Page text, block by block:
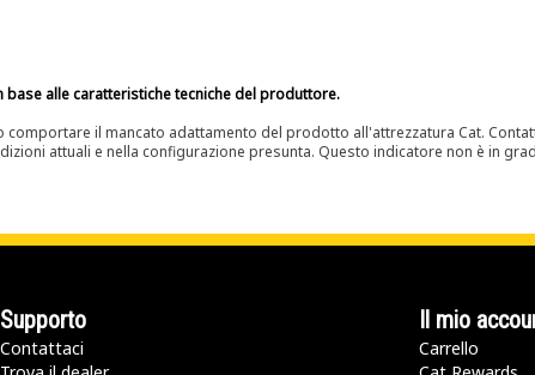
alle caratteristiche tecniche del produttore.
il mancato adattamento del prodotto all'attrezzatura Cat.
attuali e nella configurazione presunta. Questo indicatore non è in
Supporto
Contattaci
Il mio
Carrello